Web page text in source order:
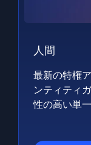
人間
最新の特権
ンティティ
性の高い単